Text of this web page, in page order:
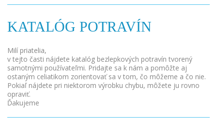
KATALÓG POTRAVÍN
Milí priatelia,
v tejto časti nájdete katalóg bezlepkových potravín tvorený
samotnými používateľmi. Pridajte sa k nám a pomôžte aj
ostaným celiatikom zorientovať sa v tom, čo môžeme a čo nie.
Pokiaľ nájdete pri niektorom výrobku chybu, môžete ju rovno
opraviť.
Ďakujeme